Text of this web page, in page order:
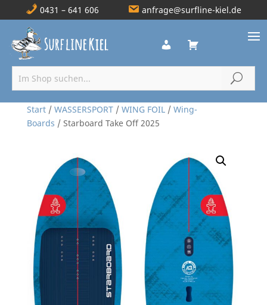
0431 – 641 606 anfrage@surfline-kiel.de
Start/ WASSERSPORT/ WING FOIL/ Wing-
Boards / Starboard Take Off 2025